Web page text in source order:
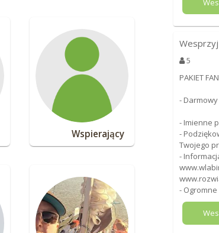
Wspierający
5
PAKIET FAN
-
- Imienne
-
Twojego
-
-